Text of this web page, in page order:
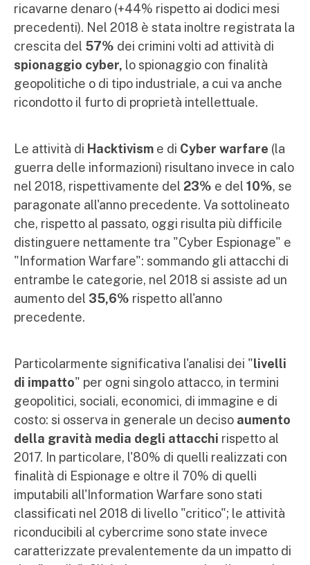
ricavarne denaro (+44% rispetto ai dodici mesi
precedenti). Nel 2018 è stata inoltre registrata la
crescita del 57% dei crimini volti ad attività di
spionaggio cyber, lo spionaggio con finalità
geopolitiche o di tipo industriale, a cui va anche
ricondotto il furto di proprietà intellettuale.
Le attività di Hacktivism e di Cyber warfare (la
guerra delle informazioni) risultano invece in calo
nel 2018, rispettivamente del 23% e del 10%, se
paragonate all'anno precedente. Va sottolineato
che, rispetto al passato, oggi risulta più difficile
distinguere nettamente tra "Cyber Espionage" e
"Information Warfare": sommando gli attacchi di
entrambe le categorie, nel 2018 si assiste ad un
aumento del 35,6% rispetto all'anno
precedente.
Particolarmente significativa l'analisi dei "livelli
di impatto" per ogni singolo attacco, in termini
geopolitici, sociali, economici, di immagine e di
costo: si osserva in generale un deciso aumento
della gravità media degli attacchi rispetto al
2017. In particolare, l'80% di quelli realizzati con
finalità di Espionage e oltre il 70% di quelli
imputabili all'Information Warfare sono stati
classificati nel 2018 di livello "critico"; le attività
riconducibili al cybercrime sono state invece
caratterizzate prevalentemente da un impatto di